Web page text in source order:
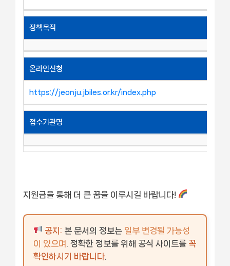
정책목적
온라인신청
https://jeonju.jbiles.or.kr/index.php
접수기관명
지원금을 통해 더 큰 꿈을 이루시길 바랍니다!
공지: 본 문서의 정보는 일부 변경될 가능성
이 있으며
. 정확한 정보를 위해 공식 사이트를 꼭
확인하시기 바랍니다